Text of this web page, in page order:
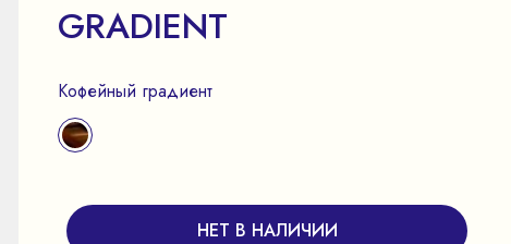
GRADIENT
Кофейный градиент
НЕТ В НАЛИЧИИ